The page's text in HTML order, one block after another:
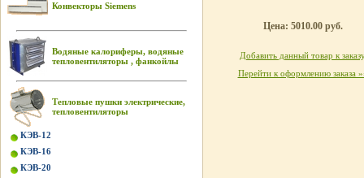
Конвекторы Siemens
Водяные калориферы, водяные
тепловентиляторы , фанкойлы
Тепловые пушки электрические,
тепловентиляторы
КЭВ-12
КЭВ-16
КЭВ-20
Цена: 5010.00 руб.
Добавить данный товар к
Перейти к оформлению заказа